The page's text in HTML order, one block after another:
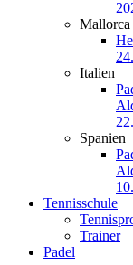
Mallorca
Italien
Spanien
Tennisschule
Trainer
Padel